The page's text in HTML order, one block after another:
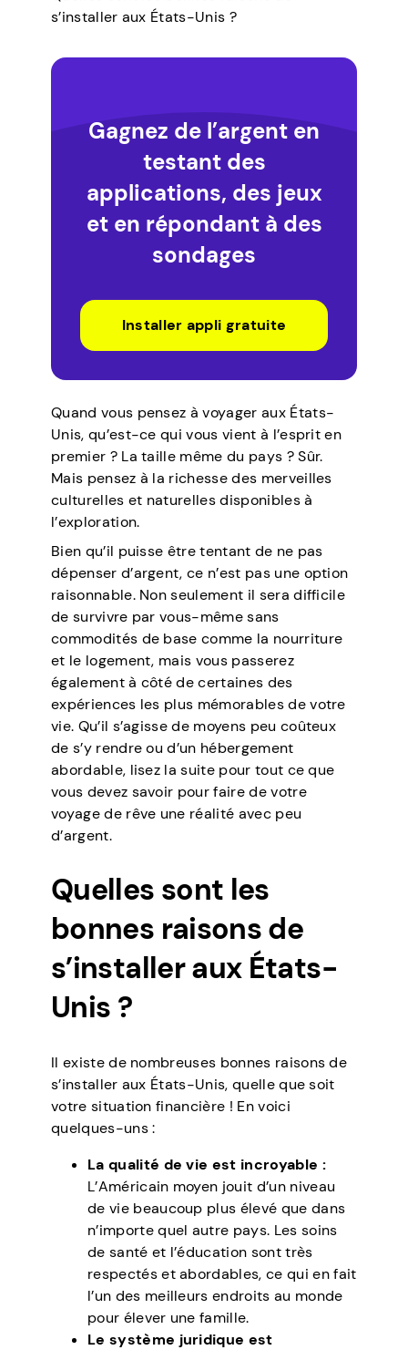
s’installer aux États-Unis ?
Gagnez de l’argent en
testant des
applications, des jeux
et en répondant à des
sondages
Installer appli gratuite
Quand vous pensez à voyager aux États-
Unis, qu’est-ce qui vous vient à l’esprit en
premier ? La taille même du pays ? Sûr.
Mais pensez à la richesse des merveilles
culturelles et naturelles disponibles à
l’exploration.
Bien qu’il puisse être tentant de ne pas
dépenser d’argent, ce n’est pas une option
raisonnable. Non seulement il sera difficile
de survivre par vous-même sans
commodités de base comme la nourriture
et le logement, mais vous passerez
également à côté de certaines des
expériences les plus mémorables de votre
vie. Qu’il s’agisse de moyens peu coûteux
de s’y rendre ou d’un hébergement
abordable, lisez la suite pour tout ce que
vous devez savoir pour faire de votre
voyage de rêve une réalité avec peu
d’argent.
Quelles sont les
bonnes raisons de
s’installer aux États-
Unis ?
Il existe de nombreuses bonnes raisons de
s’installer aux États-Unis, quelle que soit
votre situation financière ! En voici
quelques-uns :
La qualité de vie est incroyable :
L’Américain moyen jouit d’un niveau
de vie beaucoup plus élevé que dans
n’importe quel autre pays. Les soins
de santé et l’éducation sont très
respectés et abordables, ce qui en fait
l’un des meilleurs endroits au monde
pour élever une famille.
Le système juridique est